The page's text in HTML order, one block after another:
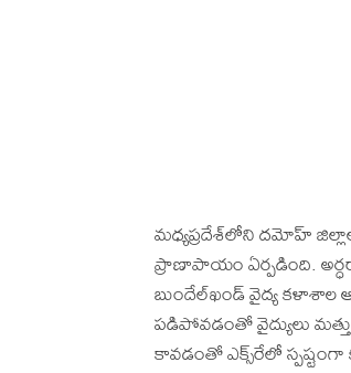
మధ్యప్రదేశ్‌లోని దమోహ్‌ జిల్లాలో
ప్రాణాపాయం ఏర్పడింది.
బుందేల్‌ఖండ్‌ వైద్య కళాశాల
పడిపోవడంతో వైద్యులు
కావడంతో ఎక్స్‌రేలో